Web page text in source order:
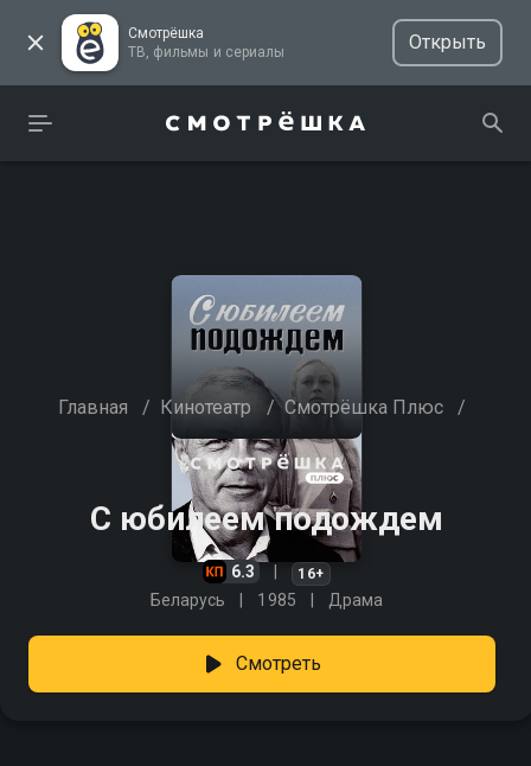
Смотрёшка
ТВ, фильмы и сериалы
Открыть
Главная / Кинотеатр / Смотрёшка Плюс /
С юбилеем подождем
6.3 16+
Беларусь 1985 Драма
Смотреть